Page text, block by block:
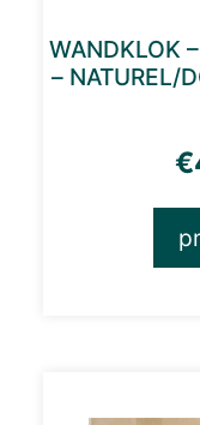
WANDKLOK
– NATUREL/
€